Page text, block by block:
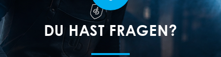
DU HAST FRAGEN?